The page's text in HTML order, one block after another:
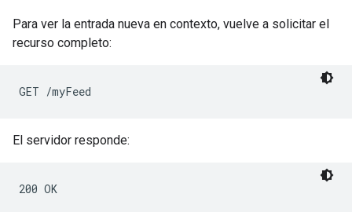
Para ver la entrada nueva en contexto, vuelve a solicitar el
recurso completo:
El servidor responde:
200 OK